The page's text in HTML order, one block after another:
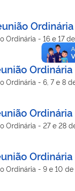
Ordinária - 16 e 17
Ordinária - 6, 7 e 8
Ordinária - 27 e 28
Ordinária - 9 e 10